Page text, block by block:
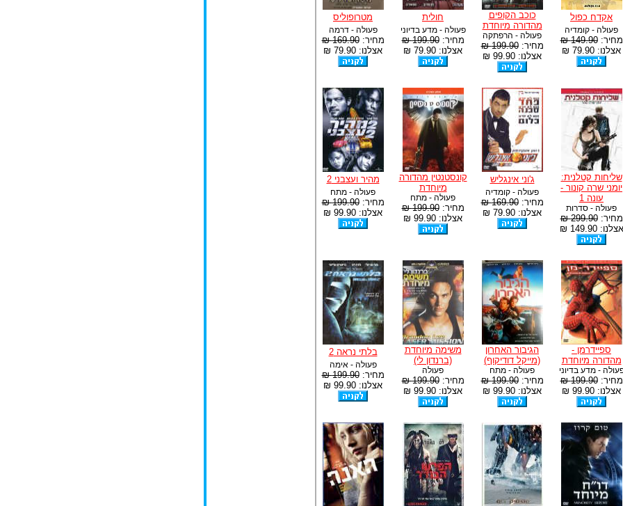
אקדח כפול
פעולה - קומדיה
מחיר:149.90 ₪
אצלנו: 79.90 ₪
כוכב הקופים
מהדורה מיוחדת
פעולה - הרפתקה
מחיר:199.90 ₪
אצלנו: 99.90 ₪
חולית
פעולה - מדע בדיוני
מחיר:199.90 ₪
אצלנו: 79.90 ₪
מטרופוליס
פעולה - דרמה
מחיר:169.90 ₪
אצלנו: 79.90 ₪
שליחות קטלנית:
יומני שרה קונור -
עונה 1
פעולה - סדרות
מחיר:299.90 ₪
אצלנו: 149.90 ₪
ג'וני אינגליש
פעולה - קומדיה
מחיר:169.90 ₪
אצלנו: 79.90 ₪
קונסטנטין מהדורה
מיוחדת
פעולה - מתח
מחיר:199.90 ₪
אצלנו: 99.90 ₪
מהיר ועצבני 2
פעולה - מתח
מחיר:199.90 ₪
אצלנו: 99.90 ₪
ספיידרמן -
מהדורה מיוחדת
- מדע בדיוני
מחיר:199.90 ₪
אצלנו: 99.90 ₪
הגיבור האחרון
(מייקל דודיקוף)
פעולה - מתח
מחיר:199.90 ₪
אצלנו: 99.90 ₪
משימה מיוחדת
(ברנדון לי)
פעולה
מחיר:199.90 ₪
אצלנו: 99.90 ₪
בלתי נראה 2
פעולה - אימה
מחיר:199.90 ₪
אצלנו: 99.90 ₪